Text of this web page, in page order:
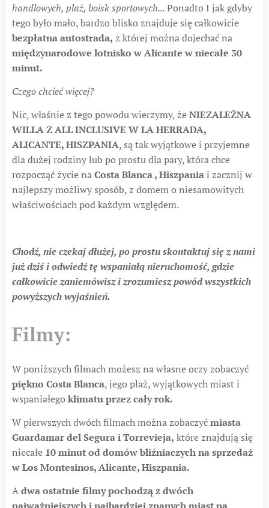
handlowych, plaż, boisk sportowych...Ponadto I jak gdyby
tego było mało, bardzo blisko znajduje się całkowicie
bezpłatna autostrada, z której można dojechać na
międzynarodowe lotnisko w Alicante w niecałe 30
minut.
Czego chcieć więcej?
Nic, właśnie z tego powodu wierzymy, żeNIEZALEŻNA
WILLA Z ALL INCLUSIVE W LA HERRADA,
ALICANTE, HISZPANIA, są tak wyjątkowe i przyjemne
dla dużej rodziny lub po prostu dla pary, która chce
rozpocząć życie naCosta Blanca , Hiszpaniai zacznij w
najlepszy możliwy sposób, z domem o niesamowitych
właściwościach pod każdym względem.
Chodź, nie czekaj dłużej, po prostu skontaktuj się z nami
już dziś i odwiedź tę wspaniałą nieruchomość, gdzie
całkowicie zaniemówisz i zrozumiesz powód wszystkich
powyższych wyjaśnień.
Filmy:
W poniższych filmach możesz na własne oczy zobaczyć
piękno Costa Blanca, jego plaż, wyjątkowych miast i
wspaniałego klimatu przez cały rok.
W pierwszych dwóch filmach można zobaczyćmiasta
Guardamar del Segura i Torrevieja, które znajdują się
niecałe 10 minut od domów bliźniaczych na sprzedaż
w Los Montesinos, Alicante, Hiszpania.
Adwa ostatnie filmy pochodzą z dwóch
najważniejszych i najbardziej znanych miast na